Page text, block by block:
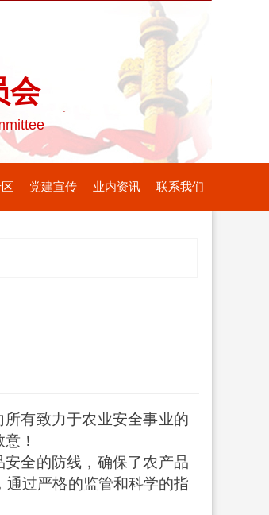
党建宣传 业内资讯 联系我们
会
有致力于农业安全事业的
！
全的防线，确保了农产品
过严格的监管和科学的指